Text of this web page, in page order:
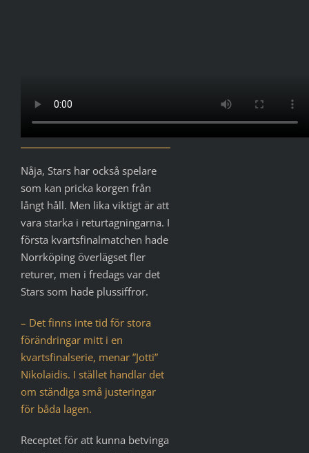
Nåja, Stars har också spelare
som kan pricka korgen från
långt håll. Men lika viktigt är att
vara starka i returtagningarna. I
första kvartsfinalmatchen hade
Norrköping överlägset fler
returer, men i fredags var det
Stars som hade plussiffror.
– Det finns inte tid för stora
förändringar mitt i en
kvartsfinalserie, menar ”Jotti”
Nikolaidis. I stället handlar det
om ständiga små justeringar
för båda lagen.
Receptet för att kunna betvinga